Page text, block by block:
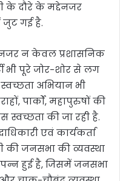
के दौरे के मद्देनजर
जुट गई है.
न केवल प्रशासनिक
भी पूरे जोर-शोर से लग
अभियान भी
पार्कों, महापुरुषों की
की जा रही है.
एवं कार्यकर्ता
की जनसभा की व्यवस्था
हुई है, जिसमें जनसभा